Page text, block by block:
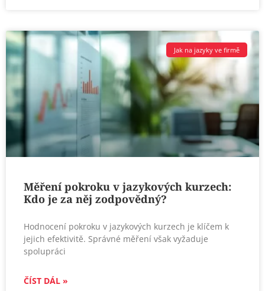
Jak na jazyky ve firmě
Měření pokroku v jazykových kurzech:
Kdo je za něj zodpovědný?
Hodnocení pokroku v jazykových kurzech je klíčem k
jejich efektivitě. Správné měření však vyžaduje
spolupráci
ČÍST DÁL »